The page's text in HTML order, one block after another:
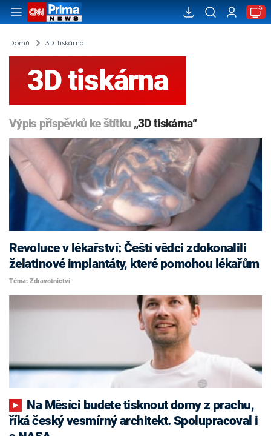
Domů 3D tiskárna
3D tiskárna
Výpis příspěvků ke štítku „3D tiskárna“
Revoluce v lékařství: Čeští vědci zdokonalili
želatinové implantáty, které pomohou lékařům
Téma: Zdravotnictví
říká český vesmírný architekt. Spolupracoval i